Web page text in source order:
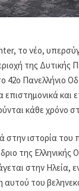
το νέο,
της Δυτικής
42ο Πανελλήνιο
και
κάθε χρόνο
στην ιστορία του
της Ελληνικής
στην Ηλεία,
του